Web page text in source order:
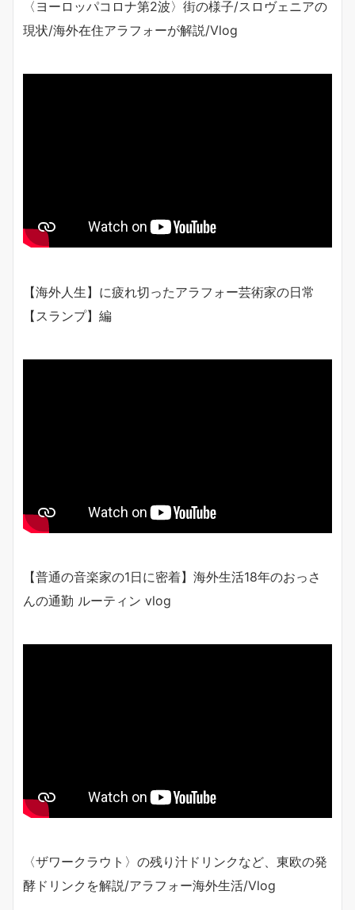
〈ヨーロッパコロナ第2波〉街の様子/スロヴェニアの
現状/海外在住アラフォーが解説/Vlog
【海外人生】に疲れ切ったアラフォー芸術家の日常
【スランプ】編
【普通の音楽家の1日に密着】海外生活18年のおっさ
んの通勤 ルーティン vlog
〈ザワークラウト〉の残り汁ドリンクなど、東欧の発
酵ドリンクを解説/アラフォー海外生活/Vlog